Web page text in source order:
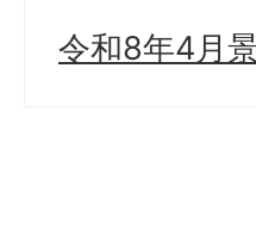
令和8年4月